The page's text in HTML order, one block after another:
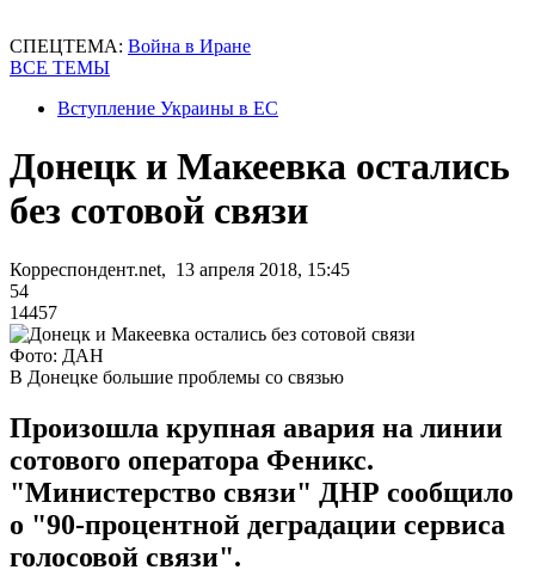
СПЕЦТЕМА: Война в Иране
ВСЕ ТЕМЫ
Вступление Украины в ЕС
Донецк и Макеевка остались
без сотовой связи
Корреспондент.net, 13 апреля 2018, 15:45
54
14457
Фото: ДАН
В Донецке большие проблемы со связью
Произошла крупная авария на линии
сотового оператора Феникс.
"Министерство связи" ДНР сообщило
о "90-процентной деградации сервиса
голосовой связи".